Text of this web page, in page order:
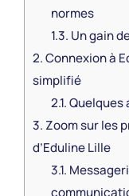
normes
1.3. Un gain
2.Connexion à
simplifié
2.1.Quelques
3. Zoom sur les
d’Eduline Lille
3.1.